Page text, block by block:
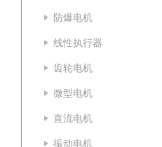
防爆电机
线性执行器
齿轮电机
微型电机
直流电机
振动电机